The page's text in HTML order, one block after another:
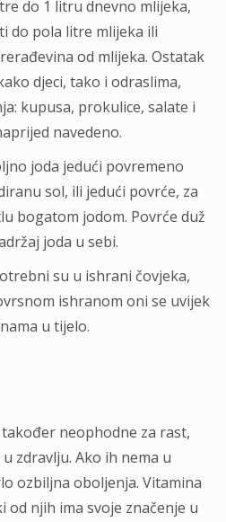
do 1 litru dnevno mlijeka,
do pola litre mlijeka ili
od mlijeka. Ostatak
djeci, tako i odraslima,
kupusa, prokulice, salate i
navedeno.
joda jedući povremeno
sol, ili jedući povrće, za
bogatom jodom. Povrće duž
joda u sebi.
su u ishrani čovjeka,
ishranom oni se uvijek
u tijelo.
neophodne za rast,
zdravlju. Ako ih nema u
ozbiljna oboljenja. Vitamina
od njih ima svoje značenje u